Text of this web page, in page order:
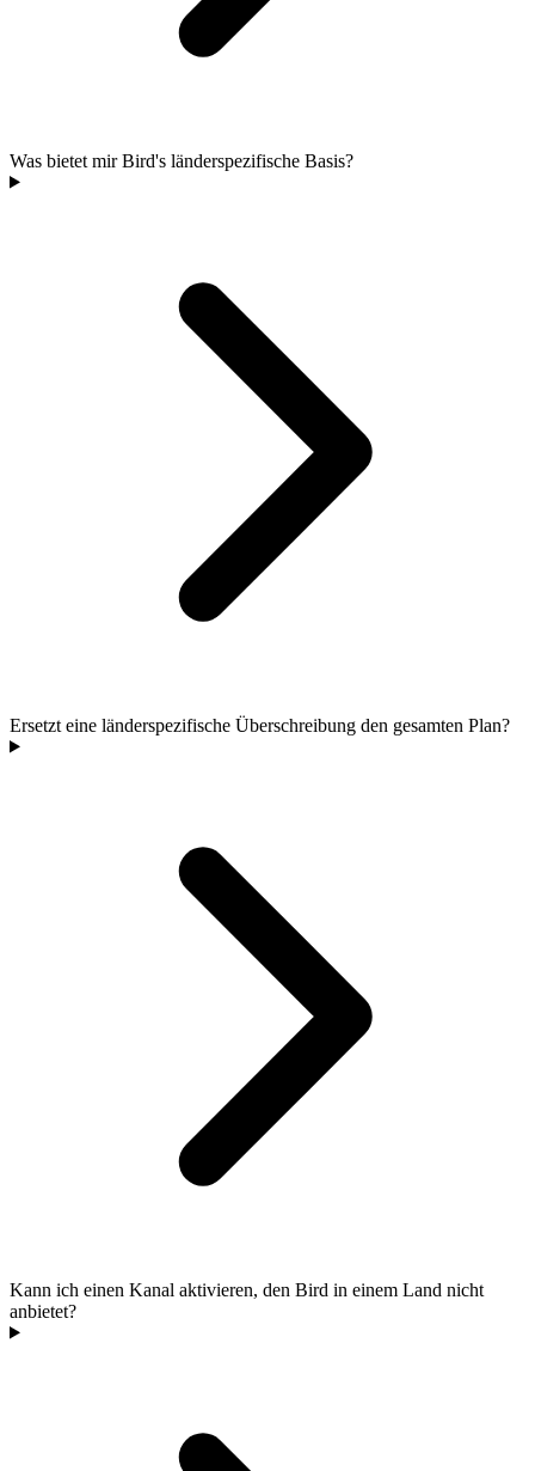
Was bietet mir Bird's länderspezifische Basis?
Ersetzt eine länderspezifische Überschreibung den gesamten Plan?
Kann ich einen Kanal aktivieren, den Bird in einem Land nicht
anbietet?